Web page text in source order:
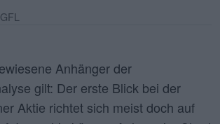
Anhänger der
gilt: Der erste Blick bei der
Aktie richtet sich meist doch auf